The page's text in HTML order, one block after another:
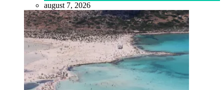
august 7, 2026